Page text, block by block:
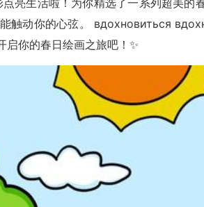
亮生活啦！为你精选了一系列超美的
触动你的心弦。 вдохновиться
你的春日绘画之旅吧！✨